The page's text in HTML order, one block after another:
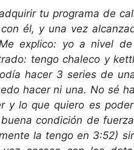
tu programa de
él, y una vez
explico: yo a nivel
tengo chaleco y
hacer 3 series de
hacer ni una. No sé
y lo que quiero es
condición de
la tengo en 3:52)